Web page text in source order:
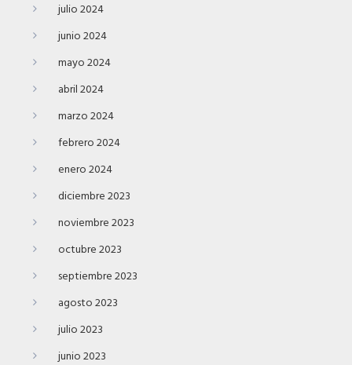
julio 2024
junio 2024
mayo 2024
abril 2024
marzo 2024
febrero 2024
enero 2024
diciembre 2023
noviembre 2023
octubre 2023
septiembre 2023
agosto 2023
julio 2023
junio 2023